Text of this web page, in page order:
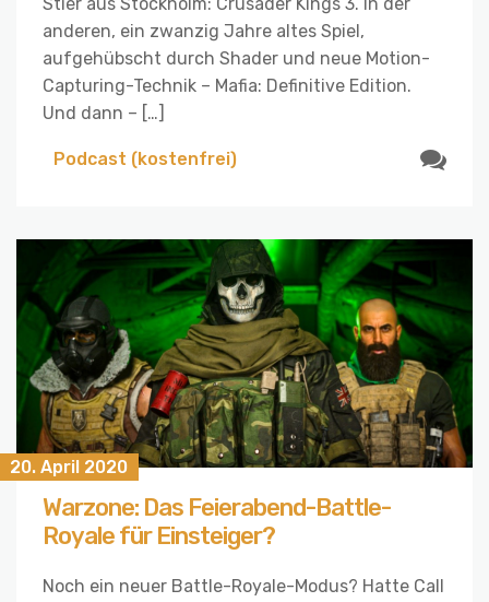
Stier aus Stockholm: Crusader Kings 3. In der
anderen, ein zwanzig Jahre altes Spiel,
aufgehübscht durch Shader und neue Motion-
Capturing-Technik – Mafia: Definitive Edition.
Und dann – […]
Podcast (kostenfrei)
20. April 2020
Warzone: Das Feierabend-Battle-
Royale für Einsteiger?
Noch ein neuer Battle-Royale-Modus? Hatte Call